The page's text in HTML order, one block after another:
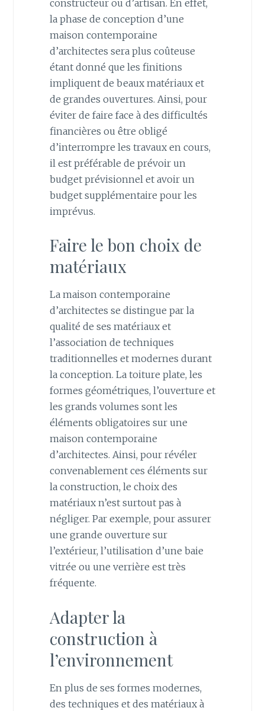
constructeur ou d’artisan. En effet,
la phase de conception d’une
maison contemporaine
d’architectes sera plus coûteuse
étant donné que les finitions
impliquent de beaux matériaux et
de grandes ouvertures. Ainsi, pour
éviter de faire face à des difficultés
financières ou être obligé
d’interrompre les travaux en cours,
il est préférable de prévoir un
budget prévisionnel et avoir un
budget supplémentaire pour les
imprévus.
Faire le bon choix de
matériaux
La maison contemporaine
d’architectes se distingue par la
qualité de ses matériaux et
l’association de techniques
traditionnelles et modernes durant
la conception. La toiture plate, les
formes géométriques, l’ouverture et
les grands volumes sont les
éléments obligatoires sur une
maison contemporaine
d’architectes. Ainsi, pour révéler
convenablement ces éléments sur
la construction, le choix des
matériaux n’est surtout pas à
négliger. Par exemple, pour assurer
une grande ouverture sur
l’extérieur, l’utilisation d’une baie
vitrée ou une verrière est très
fréquente.
Adapter la
construction à
l’environnement
En plus de ses formes modernes,
des techniques et des matériaux à